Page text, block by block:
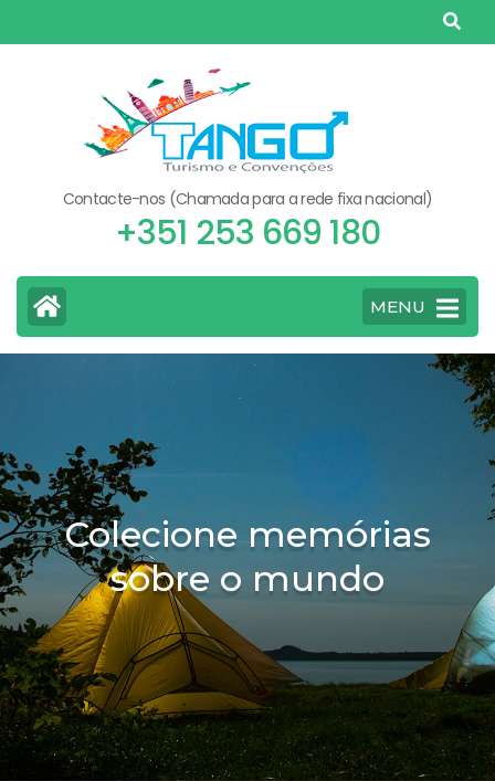
to
Contacte-nos (Chamada para a rede fixa nacional)
+351 253 669 180
MENU
Colecione memórias
sobre o mundo